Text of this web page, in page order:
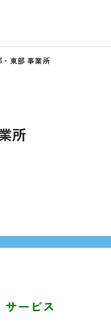
・東部 事業所
所
サービス